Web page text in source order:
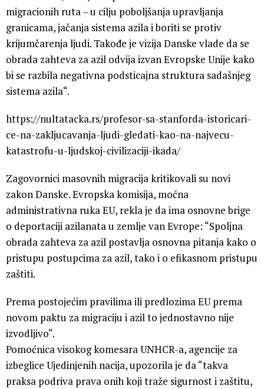
migracionih ruta – u cilju poboljšanja upravljanja
granicama, jačanja sistema azila i boriti se protiv
krijumčarenja ljudi. Takođe je vizija Danske vlade da se
obrada zahteva za azil odvija izvan Evropske Unije kako
bi se razbila negativna podsticajna struktura sadašnjeg
sistema azila“.
https://nultatacka.rs/profesor-sa-stanforda-istoricari-
ce-na-zakljucavanja-ljudi-gledati-kao-na-najvecu-
katastrofu-u-ljudskoj-civilizaciji-ikada/
Zagovornici masovnih migracija kritikovali su novi
zakon Danske. Evropska komisija, moćna
administrativna ruka EU, rekla je da ima osnovne brige
o deportaciji azilanata u zemlje van Evrope: “Spoljna
obrada zahteva za azil postavlja osnovna pitanja kako o
pristupu postupcima za azil, tako i o efikasnom pristupu
zaštiti.
Prema postojećim pravilima ili predlozima EU prema
novom paktu za migraciju i azil to jednostavno nije
izvodljivo“.
Pomoćnica visokog komesara UNHCR-a, agencije za
izbeglice Ujedinjenih nacija, upozorila je da “takva
praksa podriva prava onih koji traže sigurnost i zaštitu,